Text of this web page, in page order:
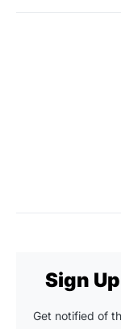
Sign
Get notified of